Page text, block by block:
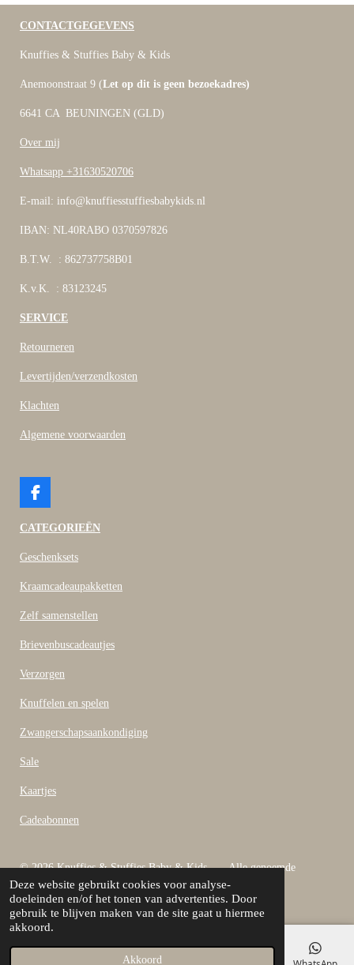
Deze website gebruikt cookies voor analyse-
doeleinden en/of het tonen van advertenties. Door
gebruik te blijven maken van de site gaat u hiermee
akkoord.
Akkoord
CONTACTGEGEVENS
Knuffies & Stuffies Baby & Kids
Anemoonstraat 9 (Let op dit is geen bezoekadres)
6641 CA BEUNINGEN (GLD)
Over mij
Whatsapp +31630520706
E-mail: info@knuffiesstuffiesbabykids.nl
IBAN: NL40RABO 0370597826
B.T.W. : 862737758B01
K.v.K. : 83123245
SERVICE
Retourneren
Levertijden/verzendkosten
Klachten
Algemene voorwaarden
F
c
b
o
CATEGORIEËN
Geschenksets
Kraamcadeaupakketten
Zelf samenstellen
Brievenbuscadeautjes
Verzorgen
Knuffelen en spelen
Zwangerschapsaankondiging
Sale
Kaartjes
Cadeabonnen
© 2026 Knuffies & Stuffies Baby & Kids Alle genoemde
bedragen zijn inclusief B.T.W
Powered by JouwWeb